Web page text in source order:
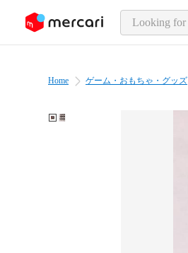
page content
Home ゲーム・おもちゃ・グッズ